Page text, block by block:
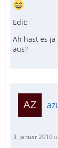
Edit:
Ah hast es
aus?
3. Januar 2010